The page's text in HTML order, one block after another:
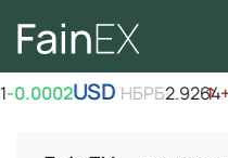
USDНБРБ2.9264
↑